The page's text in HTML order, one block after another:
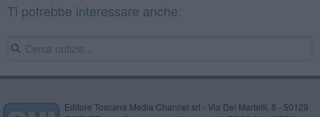
Ti potrebbe interessare anche:
Editore Toscana Media Channel srl - Via Dei Martelli, 8 - 50129